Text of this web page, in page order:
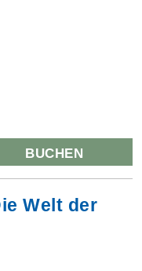
BUCHEN
Welt der